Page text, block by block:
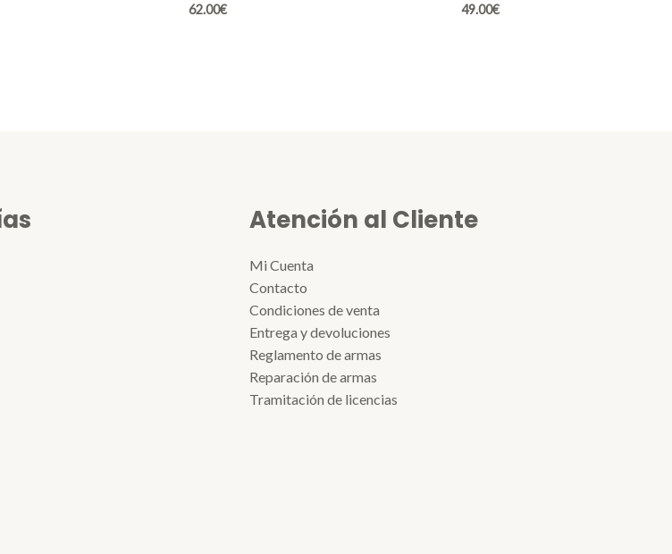
62.00€ 49.00€
Atención al Cliente
Mi Cuenta
Contacto
Condiciones de venta
Entrega y devoluciones
Reglamento de armas
Reparación de armas
Tramitación de licencias